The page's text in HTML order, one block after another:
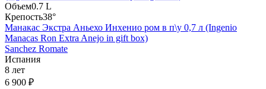
Объем0.7 L
Крепость38°
Манакас Экстра Аньехо Инхенио ром в п\у 0,7 л (Ingenio
Manacas Ron Extra Anejo in gift box)
Sanchez Romate
Испания
8 лет
6 900 ₽